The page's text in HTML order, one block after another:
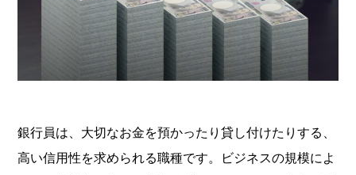
銀行員は、大切なお金を預かったり貸し付けたりする、
高い信用性を求められる職種です。ビジネスの規模によ